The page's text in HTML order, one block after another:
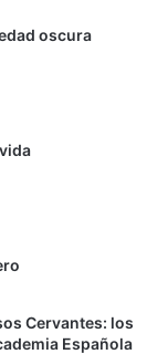
oscura
Cervantes: los
Española